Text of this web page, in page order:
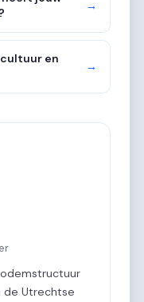
→
en
→
de Utrechtse